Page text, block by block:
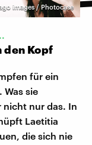
images / Photocase
den Kopf
für ein
Was sie
nicht nur das. In
Laetitia
die sich nie